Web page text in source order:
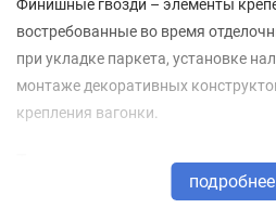
Финишные гвозди – элементы
востребованные во время
при укладке паркета, установке
монтаже декоративных
крепления вагонки.
Технические характеристики
подробнее